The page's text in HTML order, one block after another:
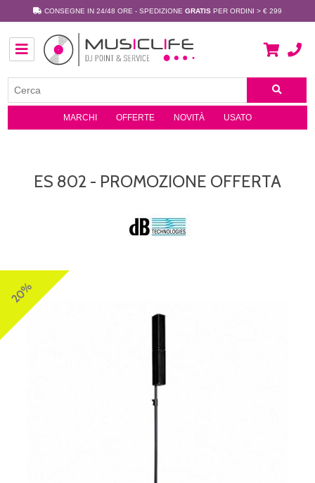
CONSEGNE IN 24/48 ORE - SPEDIZIONE GRATIS PER ORDINI > € 299
MARCHI OFFERTE NOVITÀ USATO
ES 802 - PROMOZIONE OFFERTA
20%